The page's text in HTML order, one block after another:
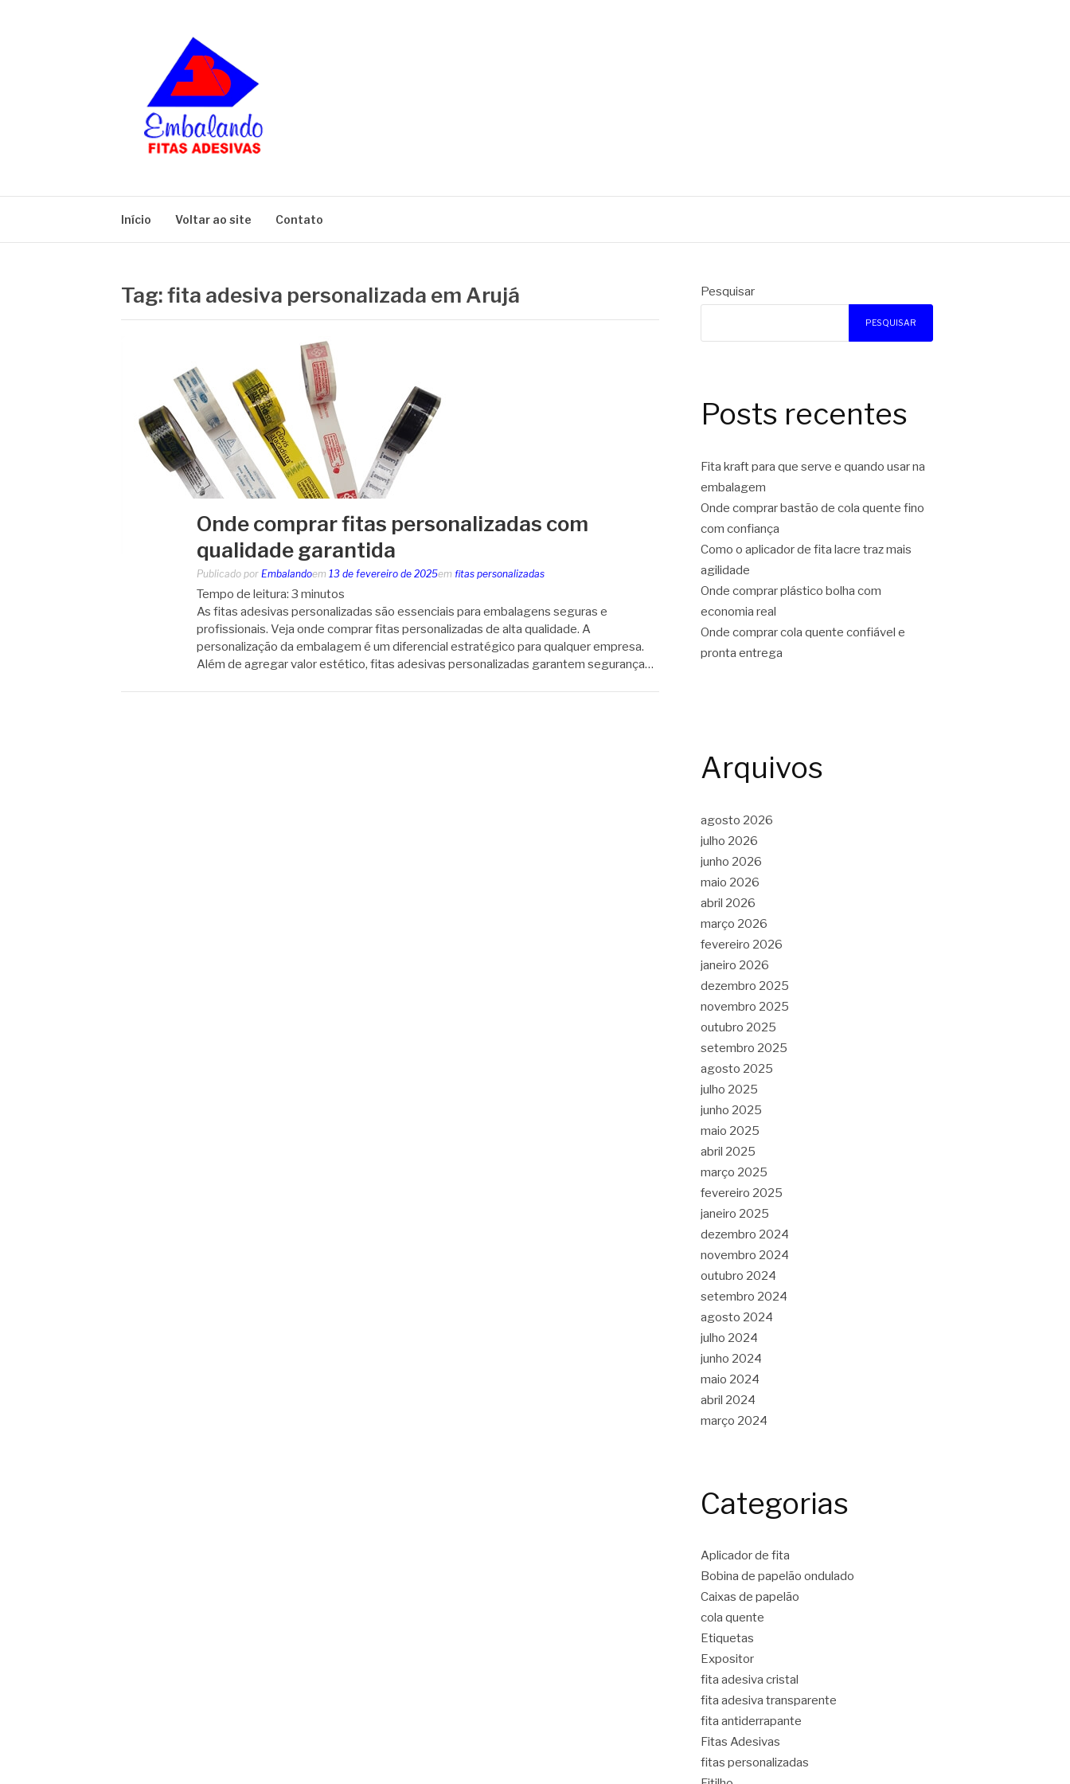
Início Voltar ao site Contato
Tag:fita adesiva personalizada em Arujá
Onde comprar fitas personalizadas com
qualidade garantida
Publicado por Embalandoem 13 de fevereiro de 2025em fitas personalizadas
Tempo de leitura: 3 minutos
As fitas adesivas personalizadas são essenciais para embalagens seguras e
profissionais. Veja onde comprar fitas personalizadas de alta qualidade. A
personalização da embalagem é um diferencial estratégico para qualquer empresa.
Além de agregar valor estético, fitas adesivas personalizadas garantem segurança…
Pesquisar
PESQUISAR
Posts recentes
Fita kraft para que serve e quando usar na
embalagem
Onde comprar bastão de cola quente fino
com confiança
Como o aplicador de fita lacre traz mais
agilidade
Onde comprar plástico bolha com
economia real
Onde comprar cola quente confiável e
pronta entrega
Arquivos
agosto 2026
julho 2026
junho 2026
maio 2026
abril 2026
março 2026
fevereiro 2026
janeiro 2026
dezembro 2025
novembro 2025
outubro 2025
setembro 2025
agosto 2025
julho 2025
junho 2025
maio 2025
abril 2025
março 2025
fevereiro 2025
janeiro 2025
dezembro 2024
novembro 2024
outubro 2024
setembro 2024
agosto 2024
julho 2024
junho 2024
maio 2024
abril 2024
março 2024
Categorias
Aplicador de fita
Bobina de papelão ondulado
Caixas de papelão
cola quente
Etiquetas
Expositor
fita adesiva cristal
fita adesiva transparente
fita antiderrapante
Fitas Adesivas
fitas personalizadas